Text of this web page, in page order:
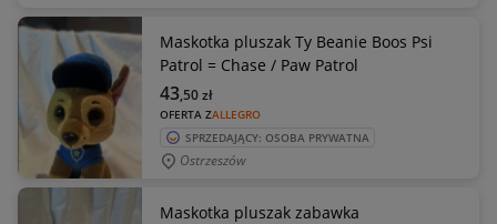
Maskotka pluszak Ty Beanie Boos Psi
Patrol = Chase / Paw Patrol
OFERTA ZALLEGRO
43,50zł
SPRZEDAJĄCY: OSOBA PRYWATNA
Ostrzeszów
Maskotka pluszak zabawka